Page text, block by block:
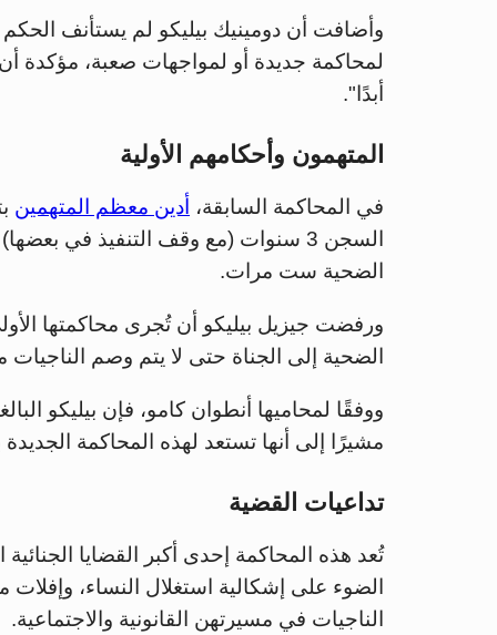
وأضافت أن دومينيك بيليكو لم يستأنف الحكم
لمحاكمة جديدة أو لمواجهات صعبة، مؤكدة
أبدًا".
المتهمون وأحكامهم الأولية
في المحاكمة السابقة، أدين معظم المتهمين
الضحية ست مرات.
ورفضت جيزيل بيليكو أن تُجرى محاكمتها
الضحية إلى الجناة حتى لا يتم وصم الناجيات
مشيرًا إلى أنها تستعد لهذه المحاكمة
تداعيات القضية
تُعد هذه المحاكمة إحدى أكبر القضايا
الضوء على إشكالية استغلال النساء،
الناجيات في مسيرتهن القانونية والاجتماعية.